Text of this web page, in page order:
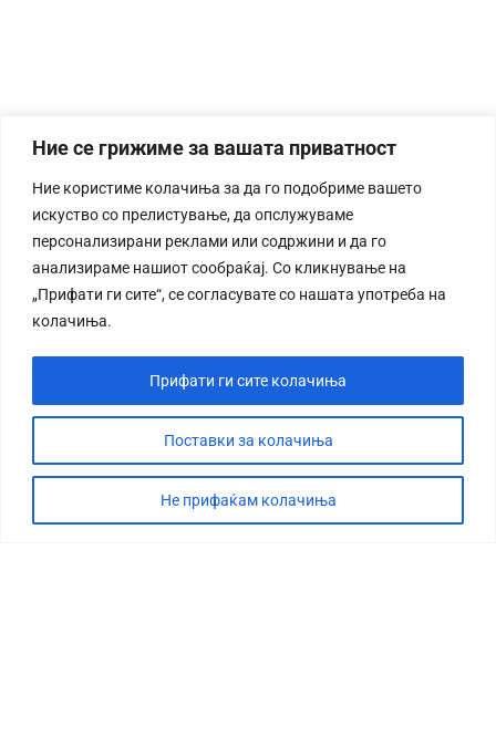
Ние се грижиме за вашата приватност
Ние користиме колачиња за да го подобриме вашето
искуство со прелистување, да опслужуваме
персонализирани реклами или содржини и да го
анализираме нашиот сообраќај. Со кликнување на
„Прифати ги сите“, се согласувате со нашата употреба на
колачиња.
Поставки за колачиња
Не прифаќам колачиња
Прифати ги сите колачиња
СТОРИЈА
ДЕБАТА